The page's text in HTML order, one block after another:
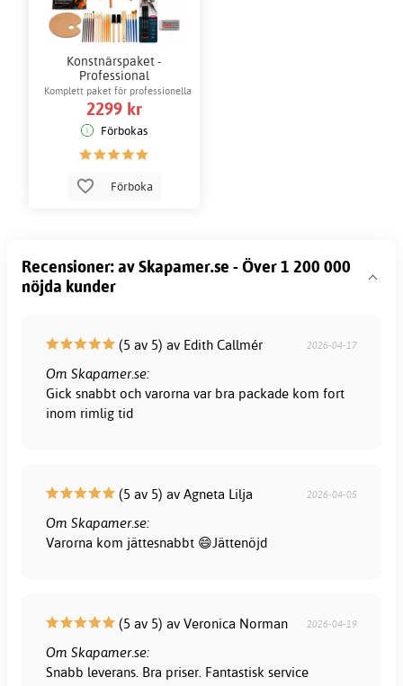
Konstnärspaket -
Professional
Komplett paket för professionella
konstnärer
2299 kr
Förbokas
Förboka
Recensioner: av Skapamer.se - Över 1 200 000
nöjda kunder
(5 av 5) av Edith Callmér 2026-04-17
Om Skapamer.se:
Gick snabbt och varorna var bra packade kom fort
inom rimlig tid
(5 av 5) av Agneta Lilja 2026-04-05
Om Skapamer.se:
Varorna kom jättesnabbt 😄Jättenöjd
(5 av 5) av Veronica Norman 2026-04-19
Om Skapamer.se:
Snabb leverans. Bra priser. Fantastisk service